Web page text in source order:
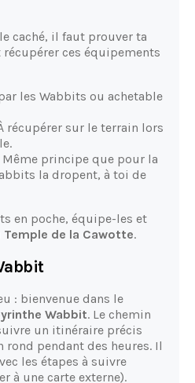
caché, il faut prouver ta
ces équipements
les Wabbits ou achetable
récupérer sur le terrain lors
Même principe que pour la
la dropent, à toi de
en poche, équipe-les et
Temple de la Cawotte.
: bienvenue dans le
Wabbit. Le chemin
un itinéraire précis
rond pendant des heures. Il
les étapes à suivre
à une carte externe).